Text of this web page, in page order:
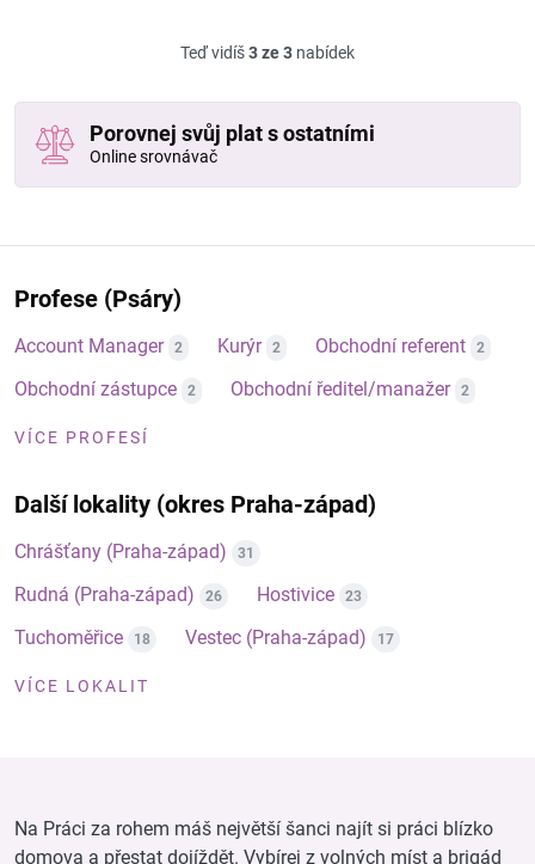
Teď vidíš3 ze 3 nabídek
Porovnej svůj plat s ostatními
Online srovnávač
Profese (Psáry)
Account Manager 2 Kurýr 2 Obchodní referent 2
Obchodní zástupce 2 Obchodní ředitel/manažer 2
VÍCE PROFESÍ
Další lokality (okres Praha-západ)
Chrášťany (Praha-západ) 31
Rudná (Praha-západ) 26 Hostivice 23
Tuchoměřice 18 Vestec (Praha-západ) 17
VÍCE LOKALIT
Na Práci za rohem máš největší šanci najít si práci blízko
domova a přestat dojíždět. Vybírej z volných míst a brigád